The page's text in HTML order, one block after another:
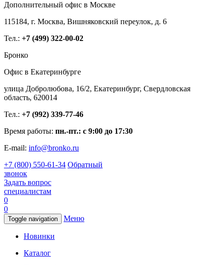
Дополнительный офис в Москве
115184, г. Москва, Вишняковский переулок, д. 6
Тел.: +7 (499) 322-00-02
Бронко
Офис в Екатеринбурге
улица Добролюбова, 16/2, Екатеринбург, Свердловская
область, 620014
Тел.: +7 (992) 339-77-46
Время работы: пн.-пт.: с 9:00 до 17:30
E-mail: info@bronko.ru
+7 (800) 550-61-34 Обратный
звонок
Задать вопрос
специалистам
0
0
Toggle navigation Меню
Новинки
Каталог